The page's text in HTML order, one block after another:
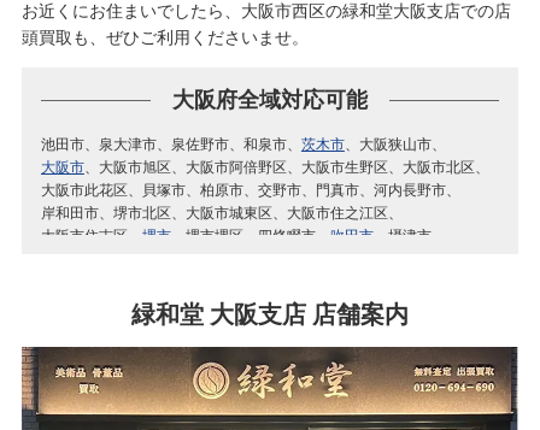
お近くにお住まいでしたら、大阪市西区の緑和堂大阪支店での店
頭買取も、ぜひご利用くださいませ。
大阪府全域対応可能
池田市 泉大津市 泉佐野市 和泉市 茨木市
大阪狭山市
大阪市
大阪市旭区 大阪市阿倍野区 大阪市生野区
大阪市北区
大阪市此花区
貝塚市 柏原市 交野市 門真市
河内長野市
岸和田市
堺市北区 大阪市城東区
大阪市住之江区
大阪市住吉区
堺市 堺市堺区 四條畷市 吹田市
摂津市
大阪市西区 大阪市西成区
大阪市西淀川区
堺市西区 寝屋川市 大阪市東住吉区
大阪市東成区
大阪市東淀川区
大阪市平野区 大阪市福島区
堺市東区
羽曳野市
阪南市 東大阪市 枚方市 藤井寺市
大阪市港区
大阪市都島区
堺市南区 堺市美原区 松原市 箕面市
守口市
大阪市淀川区
八尾市
緑和堂 大阪支店 店舗案内